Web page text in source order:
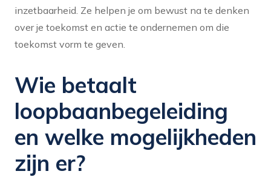
inzetbaarheid. Ze helpen je om bewust na te denken
over je toekomst en actie te ondernemen om die
toekomst vorm te geven.
Wie betaalt
loopbaanbegeleiding
en welke mogelijkheden
zijn er?